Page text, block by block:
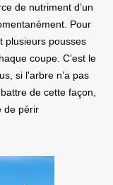
de nutriment d’un
Pour
plusieurs pousses
coupe. C’est le
si l'arbre n’a pas
de cette façon,
de périr